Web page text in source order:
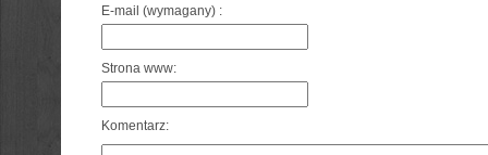
E-mail (wymagany) :
Strona www:
Komentarz: